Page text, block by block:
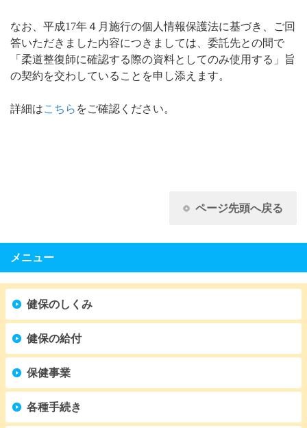
なお、平成17年４月施行の個人情報保護法に基づき、ご回
答いただきました内容につきましては、委託先との間で
「柔道整復師に確認する際の資料としてのみ使用する」旨
の契約を交わしていることを申し添えます。
詳細はこちら をご確認ください。
ページ先頭へ戻る
メニュー
健保のしくみ
健保の給付
保健事業
各種手続き